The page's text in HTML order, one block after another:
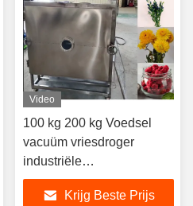
Video
100 kg 200 kg Voedsel
vacuüm vriesdroger
industriële
droogapparatuur
Krijg Beste Prijs